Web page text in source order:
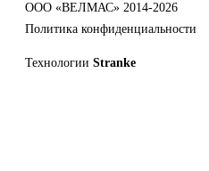
ООО «ВЕЛМАС» 2014-2026
Политика конфиденциальности
Технологии Stranke